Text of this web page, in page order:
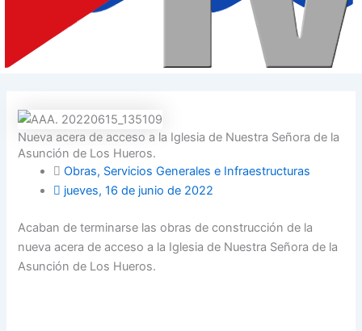
Nueva acera de acceso a la Iglesia de Nuestra Señora de la
Asunción de Los Hueros.
Obras, Servicios Generales e Infraestructuras
jueves, 16 de junio de 2022
Acaban de terminarse las obras de construcción de la
nueva acera de acceso a la Iglesia de Nuestra Señora de la
Asunción de Los Hueros.